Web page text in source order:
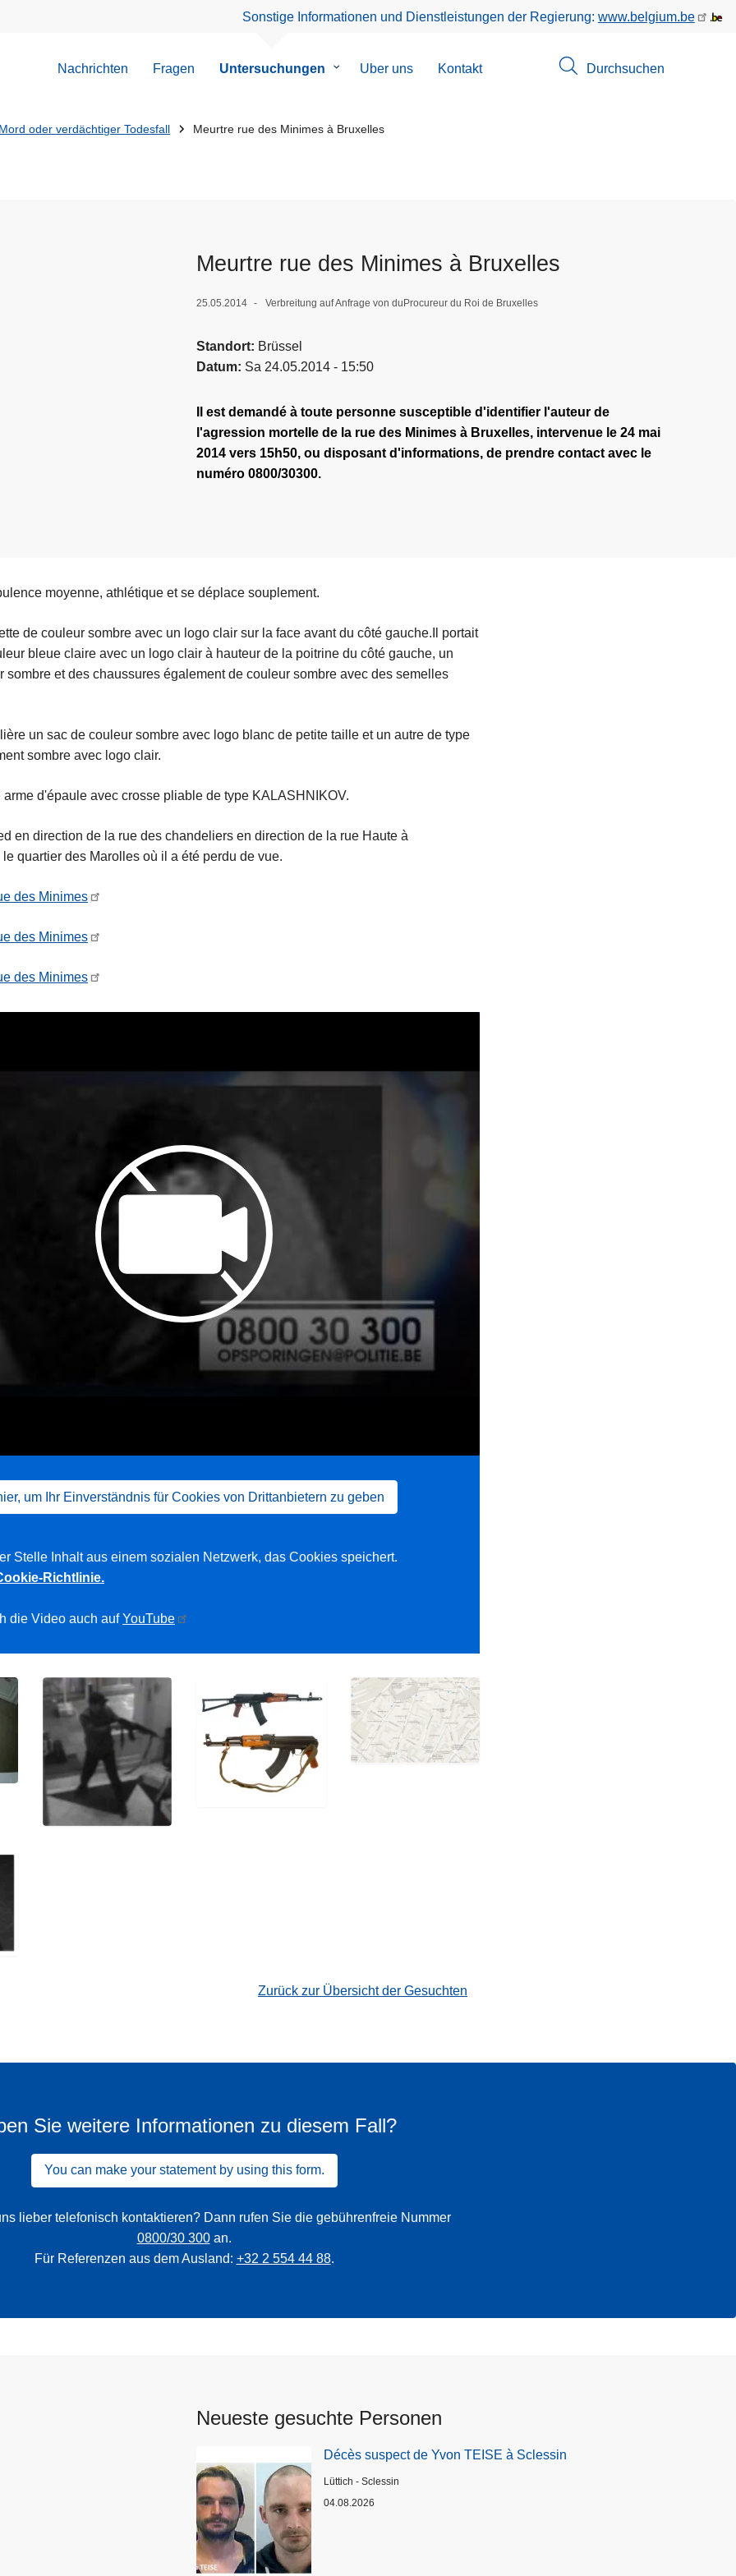
Sonstige Informationen und Dienstleistungen der Regierung: www.belgium.be
Nachrichten Fragen Untersuchungen
Untermenü
Uber uns Kontakt Durchsuchen
oder verdächtiger Todesfall Meurtre rue des Minimes à Bruxelles
Meurtre rue des Minimes à Bruxelles
25.05.2014 Verbreitung auf Anfrage von duProcureur du Roi de Bruxelles
Standort
Brüssel
Datum Sa 24.05.2014 - 15:50
Il est demandé à toute personne susceptible d'identifier l'auteur de
l'agression mortelle de la rue des Minimes à Bruxelles, intervenue le 24 mai
2014 vers 15h50, ou disposant d'informations, de prendre contact avec le
numéro 0800/30300.
moyenne, athlétique et se déplace souplement.
de couleur sombre avec un logo clair sur la face avant du côté gauche.Il portait
bleue claire avec un logo clair à hauteur de la poitrine du côté gauche, un
sombre et des chaussures également de couleur sombre avec des semelles
un sac de couleur sombre avec logo blanc de petite taille et un autre de type
sombre avec logo clair.
arme d'épaule avec crosse pliable de type KALASHNIKOV.
en direction de la rue des chandeliers en direction de la rue Haute à
quartier des Marolles où il a été perdu de vue.
des Minimes
des Minimes
des Minimes
um Ihr Einverständnis für Cookies von Drittanbietern zu geben
Stelle Inhalt aus einem sozialen Netzwerk, das Cookies speichert.
Richtlinie.
die Video auch aufYouTube
Zurück zur Übersicht der Gesuchten
Sie weitere Informationen zu diesem Fall?
You can make your statement by using this form.
lieber telefonisch kontaktieren? Dann rufen Sie die gebührenfreie Nummer
0800/30 300an.
Für Referenzen aus dem Ausland: +32 2 554 44 88.
Neueste gesuchte Personen
Décès suspect de Yvon TEISE à Sclessin
Standort
Lüttich - Sclessin
04.08.2026